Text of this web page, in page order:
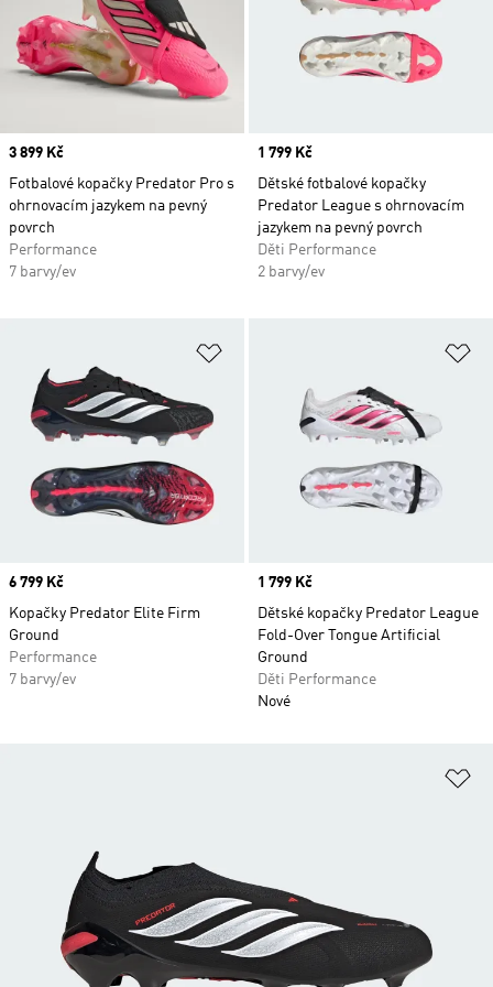
Price
3 899 Kč
Fotbalové kopačky Predator Pro s
ohrnovacím jazykem na pevný
povrch
Performance
7 barvy/ev
Price
1 799 Kč
Dětské fotbalové kopačky
Predator League s ohrnovacím
jazykem na pevný povrch
Děti Performance
2 barvy/ev
Price
6 799 Kč
Kopačky Predator Elite Firm
Ground
Performance
7 barvy/ev
Price
1 799 Kč
Dětské kopačky Predator League
Fold-Over Tongue Artificial
Ground
Děti Performance
Nové